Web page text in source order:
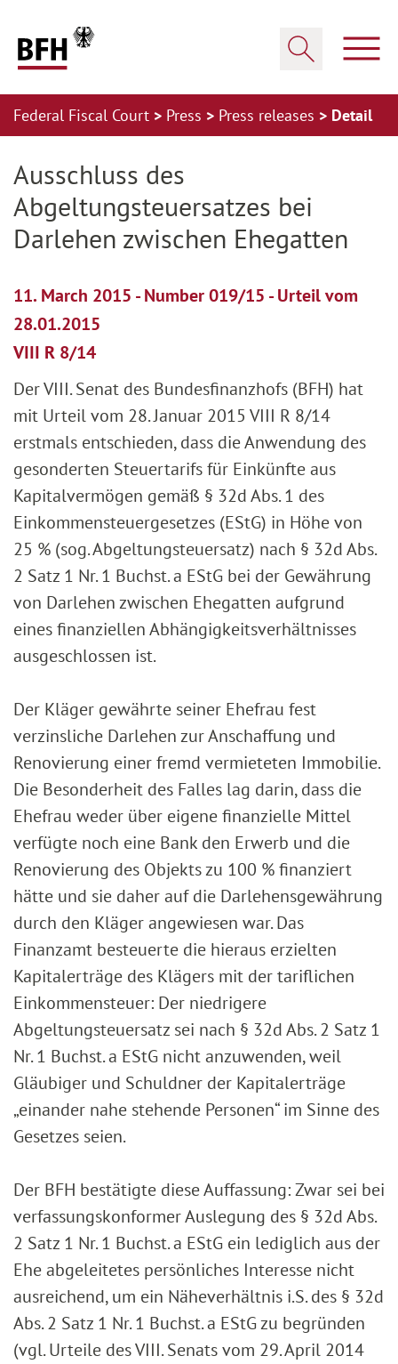
Federal Fiscal Court Press Press releases Detail
Ausschluss des
Abgeltungsteuersatzes bei
Darlehen zwischen Ehegatten
11. March 2015 - Number 019/15 - Urteil vom
28.01.2015
VIII R 8/14
Der VIII. Senat des Bundesfinanzhofs (BFH) hat
mit Urteil vom 28. Januar 2015 VIII R 8/14
erstmals entschieden, dass die Anwendung des
gesonderten Steuertarifs für Einkünfte aus
Kapitalvermögen gemäß § 32d Abs. 1 des
Einkommensteuergesetzes (EStG) in Höhe von
25 % (sog. Abgeltungsteuersatz) nach § 32d Abs.
2 Satz 1 Nr. 1 Buchst. a EStG bei der Gewährung
von Darlehen zwischen Ehegatten aufgrund
eines finanziellen Abhängigkeitsverhältnisses
ausgeschlossen ist.
Der Kläger gewährte seiner Ehefrau fest
verzinsliche Darlehen zur Anschaffung und
Renovierung einer fremd vermieteten Immobilie.
Die Besonderheit des Falles lag darin, dass die
Ehefrau weder über eigene finanzielle Mittel
verfügte noch eine Bank den Erwerb und die
Renovierung des Objekts zu 100 % finanziert
hätte und sie daher auf die Darlehensgewährung
durch den Kläger angewiesen war. Das
Finanzamt besteuerte die hieraus erzielten
Kapitalerträge des Klägers mit der tariflichen
Einkommensteuer: Der niedrigere
Abgeltungsteuersatz sei nach § 32d Abs. 2 Satz 1
Nr. 1 Buchst. a EStG nicht anzuwenden, weil
Gläubiger und Schuldner der Kapitalerträge
„einander nahe stehende Personen“ im Sinne des
Gesetzes seien.
Der BFH bestätigte diese Auffassung: Zwar sei bei
verfassungskonformer Auslegung des § 32d Abs.
2 Satz 1 Nr. 1 Buchst. a EStG ein lediglich aus der
Ehe abgeleitetes persönliches Interesse nicht
ausreichend, um ein Näheverhältnis i.S. des § 32d
Abs. 2 Satz 1 Nr. 1 Buchst. a EStG zu begründen
(vgl. Urteile des VIII. Senats vom 29. April 2014